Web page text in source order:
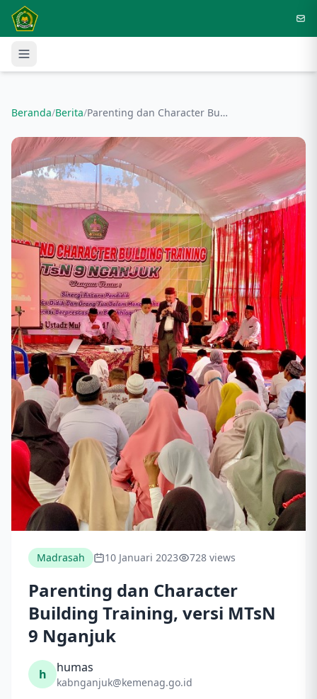
Langsung ke konten utama
Beranda/Berita/ Parenting dan Character Building Training, versi MTsN 9 Nganjuk
Madrasah 10 Januari 2023 728 views
Parenting dan Character
Building Training, versi MTsN
9 Nganjuk
h humas
kabnganjuk@kemenag.go.id